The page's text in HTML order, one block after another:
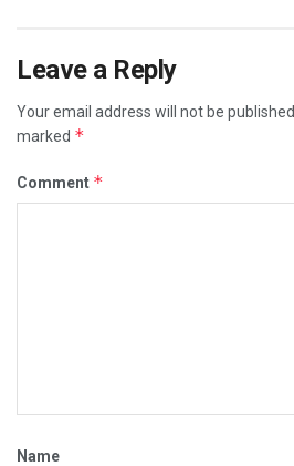
Leave a Reply
Your email address will not be published.
marked *
Comment *
Name